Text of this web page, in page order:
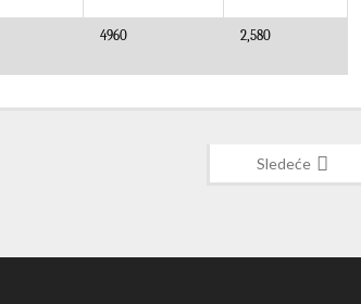
4960 2,580
Sledeće